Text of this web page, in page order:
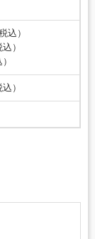
込）
）
）